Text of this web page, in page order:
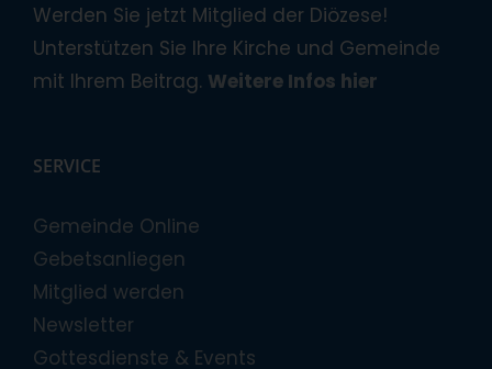
Werden Sie jetzt Mitglied der Diözese!
Unterstützen Sie Ihre Kirche und Gemeinde
mit Ihrem Beitrag. Weitere Infos hier
SERVICE
Gemeinde Online
Gebetsanliegen
Mitglied werden
Newsletter
Gottesdienste & Events